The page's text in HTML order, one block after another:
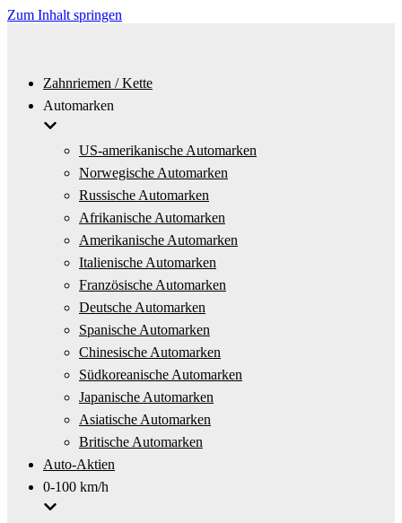
Zum Inhalt springen
Zahnriemen / Kette
Automarken
US-amerikanische Automarken
Norwegische Automarken
Russische Automarken
Afrikanische Automarken
Amerikanische Automarken
Italienische Automarken
Französische Automarken
Deutsche Automarken
Spanische Automarken
Chinesische Automarken
Südkoreanische Automarken
Japanische Automarken
Asiatische Automarken
Britische Automarken
Auto-Aktien
0-100 km/h